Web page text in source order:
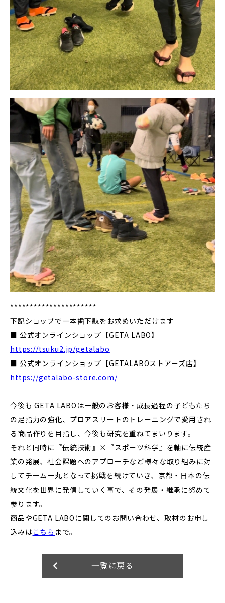
**********************
下記ショップで一本歯下駄をお求めいただけます
■ 公式オンラインショップ【GETA LABO】
https://tsuku2.jp/getalabo
■ 公式オンラインショップ【GETALABOストアーズ店】
https://getalabo-store.com/
今後も GETA LABOは一般のお客様・成長過程の子どもたち
の足指力の強化、プロアスリートのトレーニングで愛用され
る商品作りを目指し、今後も研究を重ねてまいります。
それと同時に『伝統技術』×『スポーツ科学』を軸に伝統産
業の発展、社会課題へのアプローチなど様々な取り組みに対
してチーム一丸となって挑戦を続けていき、京都・日本の伝
統文化を世界に発信していく事で、その発展・継承に努めて
参ります。
商品やGETA LABOに関してのお問い合わせ、取材のお申し
込みはこちら まで。
一覧に戻る